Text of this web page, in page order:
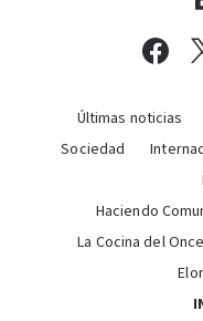
Últimas noticias
Sociedad
Haciendo
La Cocina del Once